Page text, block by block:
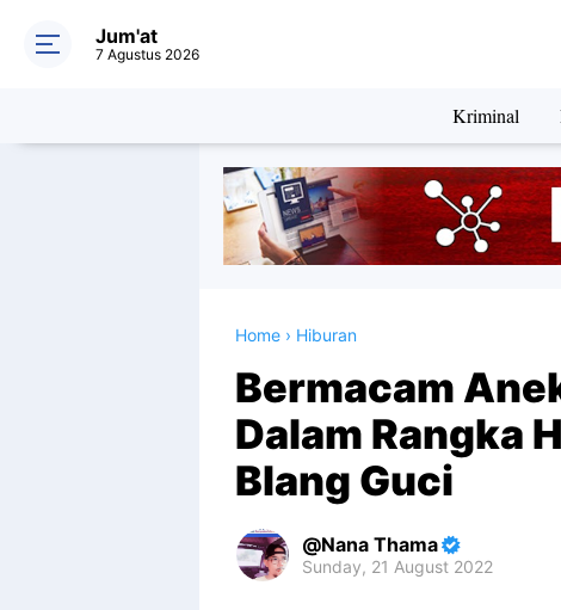
Jum'at
7 Agustus 2026
Kriminal
Home › Hiburan
Bermacam
Dalam Rangka
Blang Guci
Nana Thama
Sunday, 21 August 2022